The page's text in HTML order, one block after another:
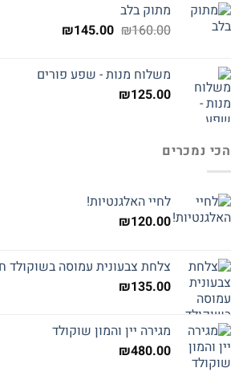
מתוק בלב
₪160.00
המחיר
₪160.00.
₪145.00
המחיר
₪145.00.
משלוח מנות - שפע פורים
₪125.00
הכי נמכרים
לחיי האלגנטיות!
₪120.00
צלחת צבעונית עמוסה בשוקולד
₪135.00
מגירה יין והמון שוקולד
₪480.00